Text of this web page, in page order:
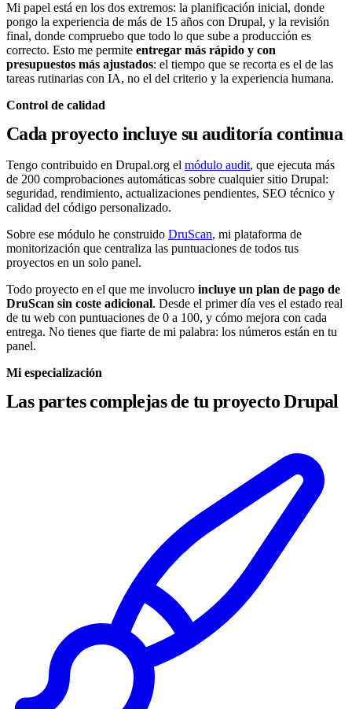
Mi papel está en los dos extremos: la planificación inicial, donde
pongo la experiencia de más de 15 años con Drupal, y la revisión
final, donde compruebo que todo lo que sube a producción es
correcto. Esto me permite entregar más rápido y con
presupuestos más ajustados: el tiempo que se recorta es el de las
tareas rutinarias con IA, no el del criterio y la experiencia humana.
Control de calidad
Cada proyecto incluye su auditoría continua
Tengo contribuido en Drupal.org el módulo audit, que ejecuta más
de 200 comprobaciones automáticas sobre cualquier sitio Drupal:
seguridad, rendimiento, actualizaciones pendientes, SEO técnico y
calidad del código personalizado.
Sobre ese módulo he construido DruScan, mi plataforma de
monitorización que centraliza las puntuaciones de todos tus
proyectos en un solo panel.
Todo proyecto en el que me involucro incluye un plan de pago de
DruScan sin coste adicional. Desde el primer día ves el estado real
de tu web con puntuaciones de 0 a 100, y cómo mejora con cada
entrega. No tienes que fiarte de mi palabra: los números están en tu
panel.
Mi especialización
Las partes complejas de tu proyecto Drupal